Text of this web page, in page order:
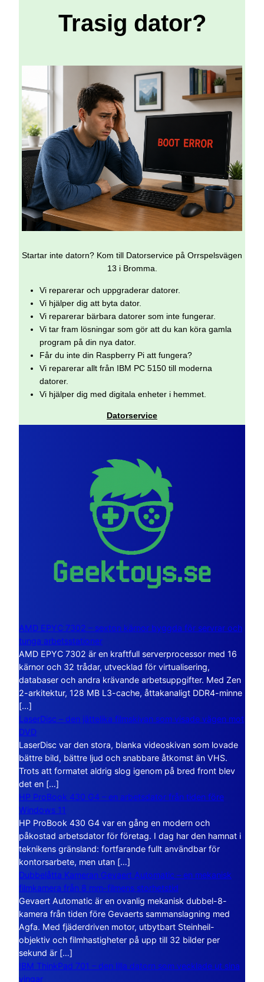
Trasig dator?
Startar inte datorn? Kom till Datorservice på Orrspelsvägen
13 i Bromma.
Vi reparerar och uppgraderar datorer.
Vi hjälper dig att byta dator.
Vi reparerar bärbara datorer som inte fungerar.
Vi tar fram lösningar som gör att du kan köra gamla
program på din nya dator.
Får du inte din Raspberry Pi att fungera?
Vi reparerar allt från IBM PC 5150 till moderna
datorer.
Vi hjälper dig med digitala enheter i hemmet.
Datorservice
AMD EPYC 7302 – sexton kärnor byggda för servrar och
tunga arbetsstationer
AMD EPYC 7302 är en kraftfull serverprocessor med 16
kärnor och 32 trådar, utvecklad för virtualisering,
databaser och andra krävande arbetsuppgifter. Med Zen
2-arkitektur, 128 MB L3-cache, åttakanaligt DDR4-minne
[…]
LaserDisc – den jättelika filmskivan som visade vägen mot
DVD
LaserDisc var den stora, blanka videoskivan som lovade
bättre bild, bättre ljud och snabbare åtkomst än VHS.
Trots att formatet aldrig slog igenom på bred front blev
det en […]
HP ProBook 430 G4 – en arbetsdator från tiden före
Windows 11
HP ProBook 430 G4 var en gång en modern och
påkostad arbetsdator för företag. I dag har den hamnat i
teknikens gränsland: fortfarande fullt användbar för
kontorsarbete, men utan […]
Dubbelåtta Kameran Gevaert Automatic – en mekanisk
filmkamera från 8 mm-filmens storhetstid
Gevaert Automatic är en ovanlig mekanisk dubbel-8-
kamera från tiden före Gevaerts sammanslagning med
Agfa. Med fjäderdriven motor, utbytbart Steinheil-
objektiv och filmhastigheter på upp till 32 bilder per
sekund är […]
IBM ThinkPad 701 – den lilla datorn som vecklade ut sina
vingar